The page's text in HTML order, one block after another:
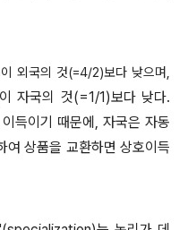
외국의 것(=4/2)보다 낮으며,
자국의 것(=1/1)보다 낮다.
득이기 때문에, 자국은 자동
여 상품을 교환하면 상호이득